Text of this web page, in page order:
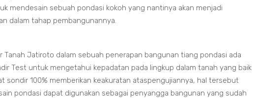
mendesain sebuah pondasi kokoh yang nantinya akan menjadi
dalam tahap pembangunannya.
Tanah Jatiroto dalam sebuah penerapan bangunan tiang pondasi ada
Test untuk mengetahui kepadatan pada lingkup dalam tanah yang baik
sondir 100% memberikan keakuratan ataspengujiannya, hal tersebut
pondasi dapat digunakan sebagai penyangga bangunan yang sudah